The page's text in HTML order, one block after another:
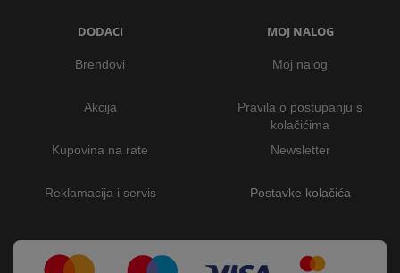
DODACI
Brendovi
Akcija
Kupovina na rate
Reklamacija i servis
MOJ NALOG
Moj nalog
Pravila o postupanju s
kolačićima
Newsletter
Postavke kolačića